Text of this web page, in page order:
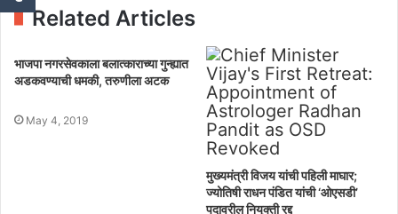
Related Articles
भाजपा नगरसेवकाला बलात्काराच्या गुन्ह्यात
अडकवण्याची धमकी, तरुणीला अटक
May 4, 2019
मुख्यमंत्री विजय यांची पहिली माघार;
ज्योतिषी राधन पंडित यांची ‘ओएसडी’
पदावरील नियुक्ती रद्द